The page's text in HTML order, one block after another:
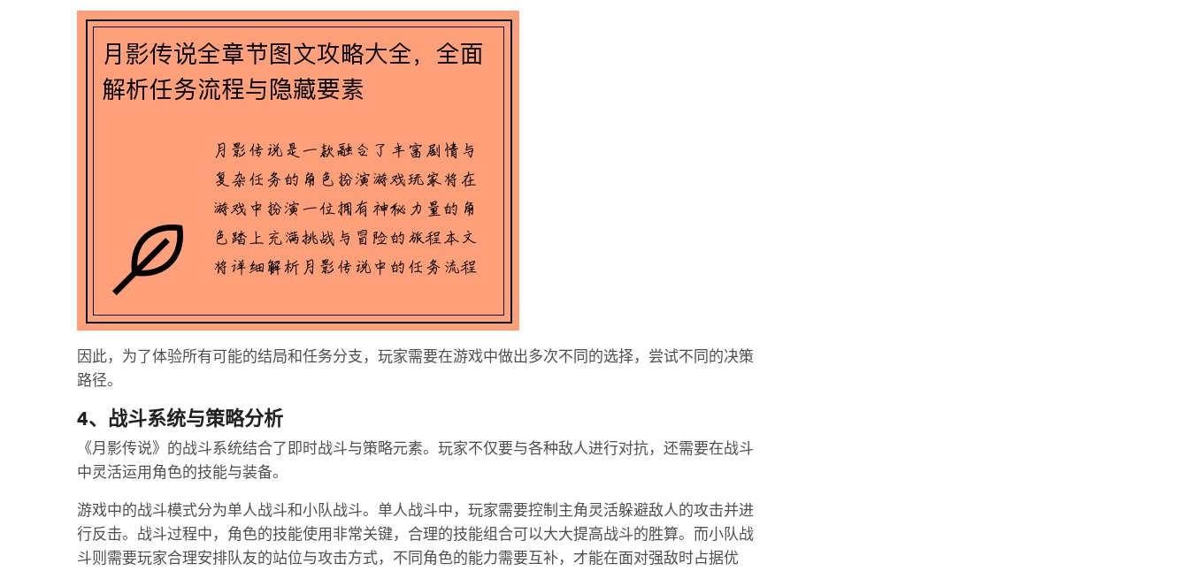
因此，为了体验所有可能的结局和任务分支，玩家需要在游戏中做出多次不同的选择，尝试不同的决策
路径。
4、战斗系统与策略分析
《月影传说》的战斗系统结合了即时战斗与策略元素。玩家不仅要与各种敌人进行对抗，还需要在战斗
中灵活运用角色的技能与装备。
游戏中的战斗模式分为单人战斗和小队战斗。单人战斗中，玩家需要控制主角灵活躲避敌人的攻击并进
行反击。战斗过程中，角色的技能使用非常关键，合理的技能组合可以大大提高战斗的胜算。而小队战
斗则需要玩家合理安排队友的站位与攻击方式，不同角色的能力需要互补，才能在面对强敌时占据优